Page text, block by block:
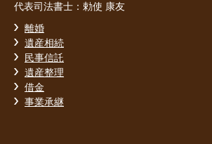
代表司法書士：勅使 康友
離婚
遺産相続
民事信託
遺産整理
借金
事業承継